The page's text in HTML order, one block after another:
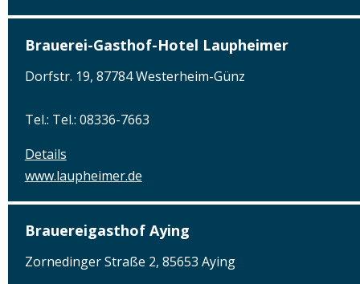
Brauerei-Gasthof-Hotel Laupheimer
Dorfstr. 19, 87784 Westerheim-Günz
Tel.: Tel.: 08336-7663
Details
www.laupheimer.de
Brauereigasthof Aying
Zornedinger Straße 2, 85653 Aying